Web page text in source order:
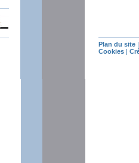
Plan du site
Cookies |